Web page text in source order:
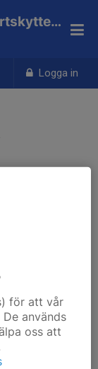
Logga in
Göteborgs Pistol och Sportskytteklubb
för att vår
används
oss att